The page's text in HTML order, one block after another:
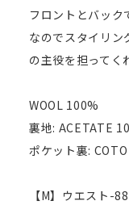
フロントとバッ
なのでスタイリン
の主役を担ってく
WOOL 100%
裏地: ACETATE
ポケット裏:
【M】ウエスト-